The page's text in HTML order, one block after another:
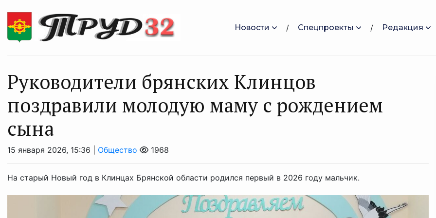
Новости Спецпроекты Редакция
Руководители брянских Клинцов
поздравили молодую маму с рождением
сына
15 января 2026, 15:36 | Общество 1968
На старый Новый год в Клинцах Брянской области родился первый в 2026 году мальчик.